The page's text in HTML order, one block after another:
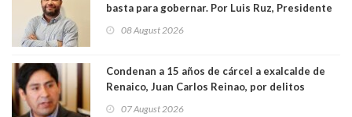
basta para gobernar. Por Luis Ruz, Presidente
08 August 2026
Condenan a 15 años de cárcel a exalcalde de
Renaico, Juan Carlos Reinao, por delitos
07 August 2026